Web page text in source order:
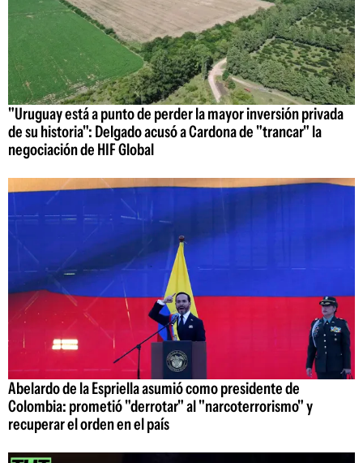
"Uruguay está a punto de perder la mayor inversión privada
de su historia": Delgado acusó a Cardona de "trancar" la
negociación de HIF Global
Abelardo de la Espriella asumió como presidente de
Colombia: prometió "derrotar" al "narcoterrorismo" y
recuperar el orden en el país